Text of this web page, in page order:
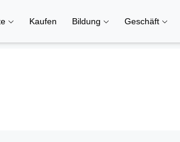
Kaufen Bildung Geschäft